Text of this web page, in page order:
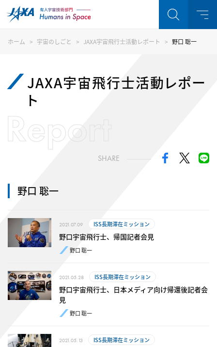
ホーム 宇宙のしごと JAXA宇宙飛行士活動レポート 野口 聡一
JAXA宇宙飛行士活動レポー
ト
Report
SHARE
野口 聡一
2021.07.09 ISS長期滞在ミッション
野口宇宙飛行士、帰国記者会見
野口 聡一
2021.05.28 ISS長期滞在ミッション
野口宇宙飛行士、日本メディア向け帰還後記者会
見
野口 聡一
2021.05.13 ISS長期滞在ミッション